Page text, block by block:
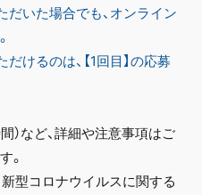
だいた場合でも、オンライン
けるのは、【1回目】の応募
）など、詳細や注意事項はご
。
型コロナウイルスに関する